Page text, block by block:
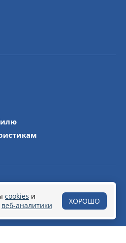
, набережная Обводного канала,
cookies и
веб-аналитики ХОРОШО